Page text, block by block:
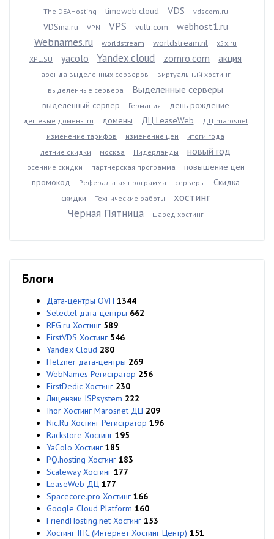
TheIDEAHosting
timeweb.cloud VDS vdscom.ru
VDSina.ru VPN VPS vultr.com webhost1.ru
Webnames.ru worldstream worldstream.nl
x5x.ru
XPE.SU
yacolo Yandex.cloud zomro.com акция
аренда выделенных серверов
виртуальный хостинг
выделенные сервера
Выделенные серверы
выделенный сервер Германия день рождение
дешевые домены ru домены ДЦ LeaseWeb
ДЦ marosnet
изменение тарифов
изменение цен
итоги года
летние скидки
москва Нидерланды новый год
осенние скидки партнерская программа
повышение цен
промокод
Реферальная программа серверы
Скидка
скидки
Технические работы
хостинг
Чёрная Пятница
шаред хостинг
Блоги
Дата-центры OVH 1344
Selectel дата-центры 662
REG.ru Хостинг 589
FirstVDS Хостинг 546
Yandex Cloud 280
Hetzner дата-центры 269
WebNames Регистратор 256
FirstDedic Хостинг 230
Лицензии ISPsystem 222
Ihor Хостинг Marosnet ДЦ 209
Nic.Ru Хостинг Регистратор 196
Rackstore Хостинг 195
YaColo Хостинг 185
PQ.hosting Хостинг 183
Scaleway Хостинг 177
LeaseWeb ДЦ 177
Spacecore.pro Хостинг 166
Google Cloud Platform 160
FriendHosting.net Хостинг 153
Хостинг IHC (Интернет Хостинг Центр) 151